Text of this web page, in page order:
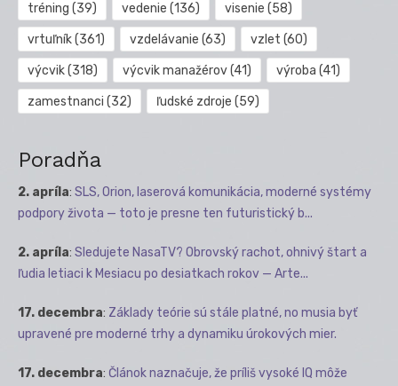
tréning (39) vedenie (136) visenie (58)
vrtuľník(361) vzdelávanie (63) vzlet (60)
výcvik(318) výcvik manažérov(41) výroba (41)
zamestnanci (32) ľudské zdroje (59)
Poradňa
2. apríla: SLS, Orion, laserová komunikácia, moderné systémy
podpory života — toto je presne ten futuristický b...
2. apríla: Sledujete NasaTV? Obrovský rachot, ohnivý štart a
ľudia letiaci k Mesiacu po desiatkach rokov — Arte...
17. decembra: Základy teórie sú stále platné, no musia byť
upravené pre moderné trhy a dynamiku úrokových mier.
17. decembra: Článok naznačuje, že príliš vysoké IQ môže